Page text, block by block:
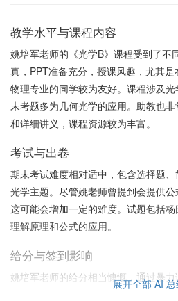
教学水平与课程内容
姚培军老师的《光学B》课程受到了不
真，PPT准备充分，授课风趣，尤其
物理专业的同学较为友好。课程涉及
末考题多为几何光学的应用。助教也
和详细讲义，课程资源较为丰富。
考试与出卷
期末考试难度相对适中，包含选择题
光学主题。尽管姚老师曾提到会提供公
这可能会增加一定的难度。试题包括
理解原理和公式的应用。
给分与签到影响
姚培军老师的给分相当慷慨，通过暴
展开全部 AI